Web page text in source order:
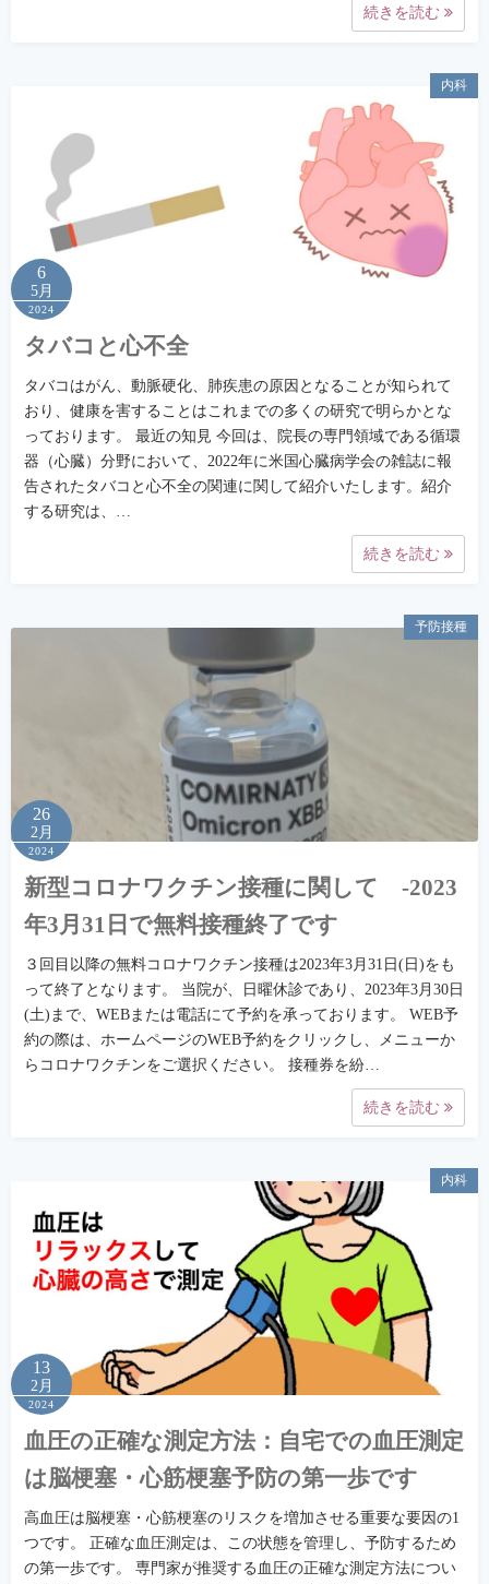
続きを読む
内科
6
5月
2024
タバコと心不全
タバコはがん、動脈硬化、肺疾患の原因となることが知られて
おり、健康を害することはこれまでの多くの研究で明らかとな
っております。 最近の知見 今回は、院長の専門領域である循環
器（心臓）分野において、2022年に米国心臓病学会の雑誌に報
告されたタバコと心不全の関連に関して紹介いたします。紹介
する研究は、…
続きを読む
予防接種
26
2月
2024
新型コロナワクチン接種に関して -2023
年3月31日で無料接種終了です
３回目以降の無料コロナワクチン接種は2023年3月31日(日)をも
って終了となります。 当院が、日曜休診であり、2023年3月30日
(土)まで、WEBまたは電話にて予約を承っております。 WEB予
約の際は、ホームページのWEB予約をクリックし、メニューか
らコロナワクチンをご選択ください。 接種券を紛…
続きを読む
内科
13
2月
2024
血圧の正確な測定方法：自宅での血圧測定
は脳梗塞・心筋梗塞予防の第一歩です
高血圧は脳梗塞・心筋梗塞のリスクを増加させる重要な要因の1
つです。 正確な血圧測定は、この状態を管理し、予防するため
の第一歩です。 専門家が推奨する血圧の正確な測定方法につい